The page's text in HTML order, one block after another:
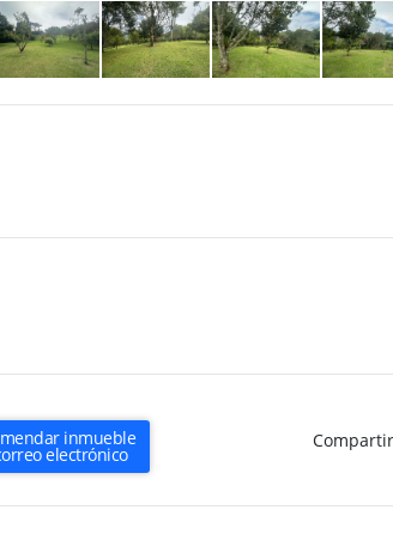
inmueble
electrónico
Compartir